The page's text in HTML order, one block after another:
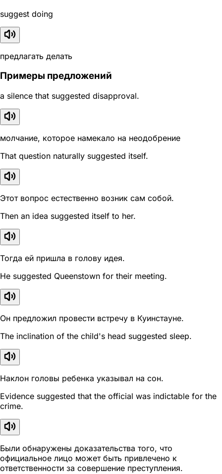
suggest doing
предлагать делать
Примеры предложений
a silence that suggested disapproval.
молчание, которое намекало на неодобрение
That question naturally suggested itself.
Этот вопрос естественно возник сам собой.
Then an idea suggested itself to her.
Тогда ей пришла в голову идея.
He suggested Queenstown for their meeting.
Он предложил провести встречу в Куинстауне.
The inclination of the child's head suggested sleep.
Наклон головы ребенка указывал на сон.
Evidence suggested that the official was indictable for the
crime.
Были обнаружены доказательства того, что
официальное лицо может быть привлечено к
ответственности за совершение преступления.